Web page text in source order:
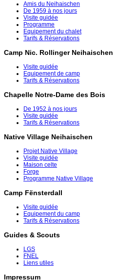
Amis du Neihaischen
De 1959 à nos jours
Visite guidée
Programme
Equipement du chalet
Tarifs & Réservations
Camp Nic. Rollinger Neihaischen
Visite guidée
Equipement de camp
Tarifs & Réservations
Chapelle Notre-Dame des Bois
De 1952 à nos jours
Visite guidée
Tarifs & Réservations
Native Village Neihaischen
Projet Native Village
Visite guidée
Maison celte
Forge
Programme Native Village
Camp Fënsterdall
Visite guidée
Equipement du camp
Tarifs & Réservations
Guides & Scouts
LGS
FNEL
Liens utiles
Impressum